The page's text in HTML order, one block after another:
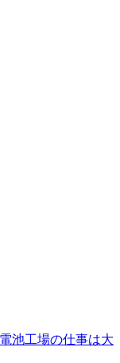
池工場の仕事は大